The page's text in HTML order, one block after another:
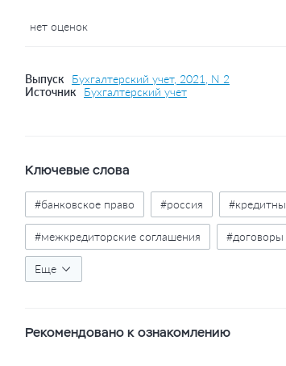
нет оценок
Выпуск
Бухгалтерский учет, 2021, N 2
Источник
Бухгалтерский учет
Ключевые слова
#банковское право #россия
#межкредиторские соглашения #договоры
#исполнительное производство
Еще
Рекомендовано к ознакомлению